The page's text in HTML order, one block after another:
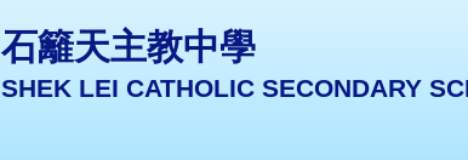
石籬天主教中學
SHEK LEI CATHOLIC SECONDARY